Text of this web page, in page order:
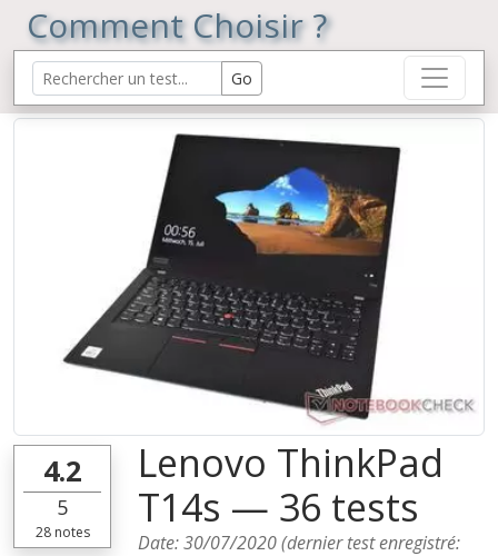
Comment Choisir ?
4.2
5
28notes
Lenovo ThinkPad
T14s — 36 tests
Date:30/07/2020(dernier test enregistré: